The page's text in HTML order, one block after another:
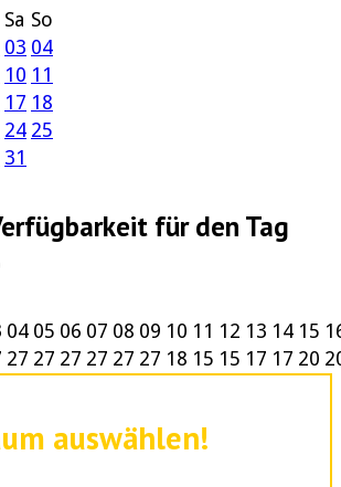
Sa So
03 04
10 11
17 18
24 25
31
für den Tag
04 05 06 07 08 09 10 11 12 13 14 15
27 27 27 27 27 27 18 15 15 17 17 20
auswählen!